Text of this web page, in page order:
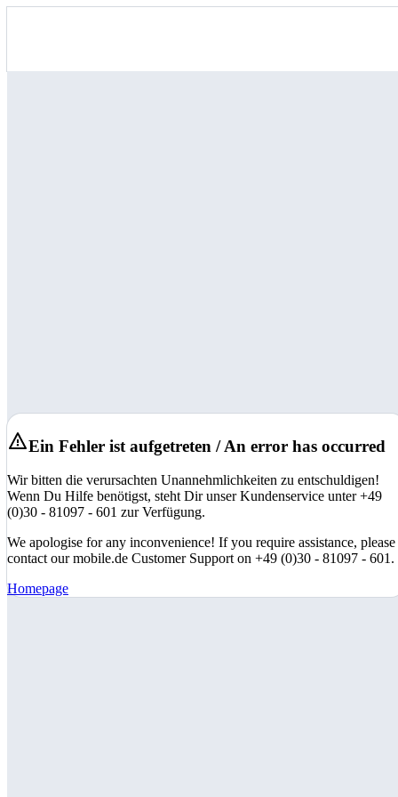
Ein Fehler ist aufgetreten / An error has occurred
Wir bitten die verursachten Unannehmlichkeiten zu entschuldigen!
Wenn Du Hilfe benötigst, steht Dir unser Kundenservice unter +49
(0)30 - 81097 - 601 zur Verfügung.
We apologise for any inconvenience! If you require assistance, please
contact our mobile.de Customer Support on +49 (0)30 - 81097 - 601.
Homepage